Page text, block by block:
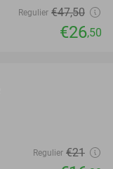
Regulier €47,50
€26,50
Regulier €21